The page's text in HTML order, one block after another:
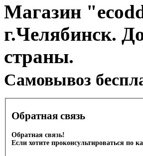
Магазин
г.Челябинск.
страны.
Cамовывоз
Обратная связь
Обратная связь!
Если хотите проконсультироваться по